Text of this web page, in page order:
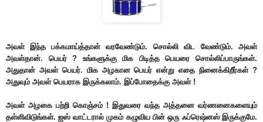
அவள் இந்த பக்கமாய்த்தான் வரவேண்டும். சொல்லி விட வேண்டும். அவள்
அவள்தான். பெயர் ? உங்களுக்கு மிக பிடித்த பெயரை சொல்லிப்பாருங்கள்.
அதுதான் அவள் பெயர். மிக அழகான பெயர் என்று எதை நினைக்கிறீர்கள் ?
அதுவும் அவள் பெயராக இருக்கலாம். இப்போதைக்கு அவள் !
அவள் அழகை பற்றி கொஞ்சம் ! இதுவரை வந்த அத்தனை வர்ணனைகளையும்
தள்ளிவிடுங்கள். ஐஸ் வாட்டரால் முகம் கழுவிய பின் ஒரு ஃப்ரெஷ்னஸ் இருக்குமே.